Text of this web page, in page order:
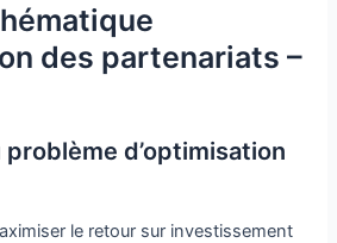
des partenariats –
d’optimisation
le retour sur investissement